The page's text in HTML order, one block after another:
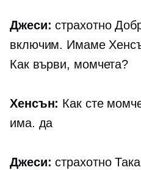
Джеси: страхотно
включим. Имаме
Как върви, момчета?
Хенсън: Как сте
има. да
Джеси: страхотно